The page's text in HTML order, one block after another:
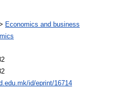
Economics and business
id/eprint/16714